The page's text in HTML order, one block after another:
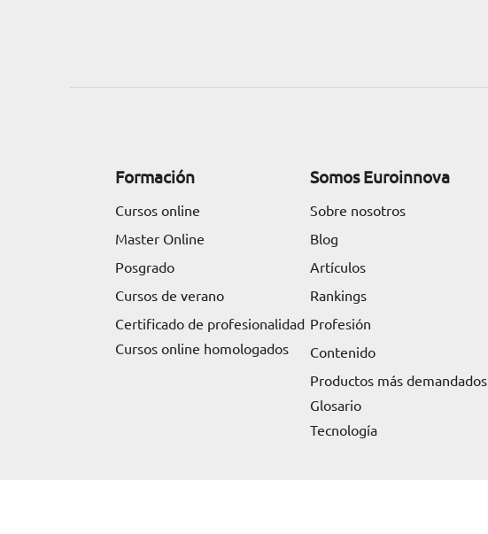
Formación
Cursos online
Master Online
Posgrado
Cursos de verano
Certificado de profesionalidad
Cursos online homologados
Somos Euroinnova
Sobre nosotros
Blog
Artículos
Rankings
Profesión
Contenido
Productos más demandados
Glosario
Tecnología